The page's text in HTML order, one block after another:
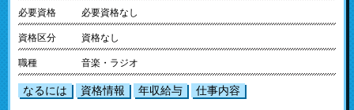
必要資格 必要資格なし
資格区分 資格なし
職種 音楽・ラジオ
なるには 資格情報 年収給与 仕事内容